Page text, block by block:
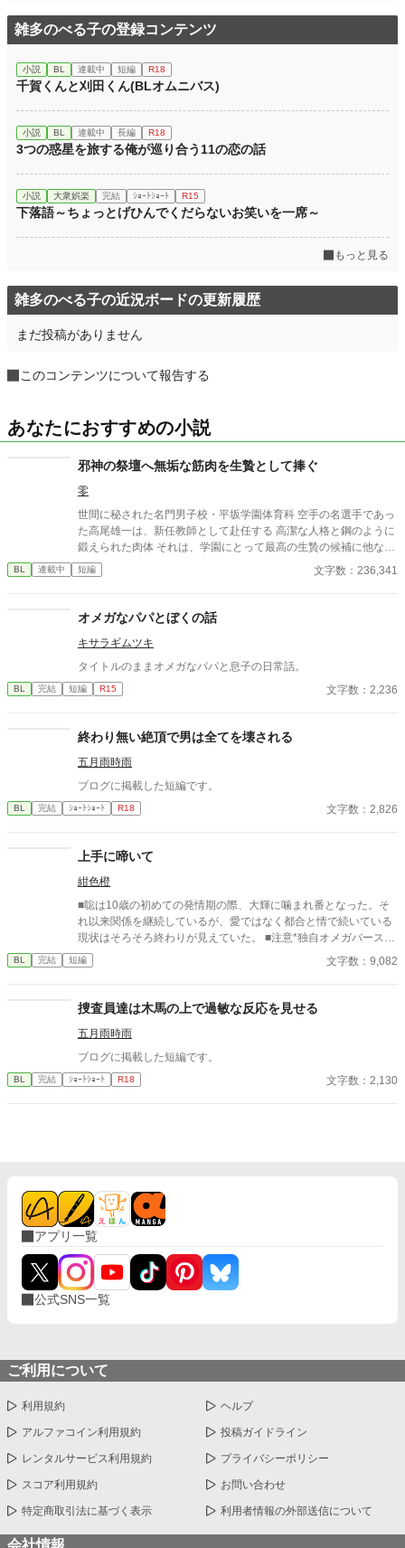
雑多のべる子の登録コンテンツ
小説 BL 連載中 短編 R18
千賀くんと刈田くん(BLオムニバス)
小説 BL 連載中 長編 R18
3つの惑星を旅する俺が巡り合う11の恋の話
小説 大衆娯楽 完結 ｼｮｰﾄｼｮｰﾄ R15
下落語～ちょっとげひんでくだらないお笑いを一席～
もっと見る
雑多のべる子の近況ボードの更新履歴
まだ投稿がありません
このコンテンツについて報告する
あなたにおすすめの小説
邪神の祭壇へ無垢な筋肉を生贄として捧ぐ
零
世間に秘された名門男子校・平坂学園体育科 空手の名選手であっ
た高尾雄一は、新任教師として赴任する 高潔な人格と鋼のように
鍛えられた肉体 それは、学園にとって最高の生贄の候補に他なら
なかった 至高の筋肉を持つ、精神を削られ意志をなくした青年を
太古の神に捧げるため、“水”、“風”、“土”の信奉者達が暗躍する 意
校で繰り広げられるダークファンタジー
BL 連載中 短編 文字数：236,341
オメガなパパとぼくの話
キサラギムツキ
タイトルのままオメガなパパと息子の日常話。
BL 完結 短編 R15 文字数：2,236
終わり無い絶頂で男は全てを壊される
五月雨時雨
ブログに掲載した短編です。
BL 完結 ｼｮｰﾄｼｮｰﾄ R18 文字数：2,826
上手に啼いて
紺色橙
■聡は10歳の初めての発情期の際、大輝に噛まれ番となった。そ
れ以来関係を継続しているが、愛ではなく都合と情で続いている
現状はそろそろ終わりが見えていた。 ■注意*独自オメガバース設
定。■『それは愛か本能か』と同じ世界設定です。関係は一切な
し。
BL 完結 短編 文字数：9,082
捜査員達は木馬の上で過敏な反応を見せる
五月雨時雨
ブログに掲載した短編です。
BL 完結 ｼｮｰﾄｼｮｰﾄ R18 文字数：2,130
アプリ一覧
公式SNS一覧
ご利用について
利用規約 ヘルプ
アルファコイン利用規約 投稿ガイドライン
レンタルサービス利用規約 プライバシーポリシー
スコア利用規約 お問い合わせ
特定商取引法に基づく表示 利用者情報の外部送信について
会社情報